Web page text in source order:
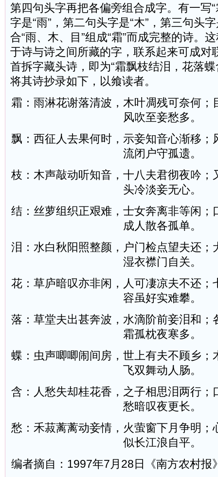
第四句头字再把各偏旁组合成字。有一写
字是“雨”，第二句头字是“木”，第三句头
合“雨、木、目”组成“霜”而成完整的诗。
于诗与诗之间所藏的字，联系起来可成对
首拆字藏头诗，即为“霜飘枝结泪，花落
将其诗抄录如下，以飨读者。
霜：雨淋花谢落清波，木叶凋残可奈何；
风吹至妾愁多。
飘：西征人去果何时，示妾知音心渐移；
流闭户守孤遗。
枝：木声敲动听知音，十八夫君彻夜吟；
头冷淡妾无心。
结：丝萝组织正艰难，士女奔离非等闲；
成人散各孤单。
泪：水白秋阳照整颜，户门检点望夫还；
湿衣襟门自关。
花：草庐暗叹亦非闲，人可凄凉夫不还；
容虽好实难攀。
落：草堂夫出甚奔波，水滴阶前妾泪和；
霜孤枕夜寒多。
蝶：虫声唧唧闹间房，世上有夫不顾乡；
飞双舞动人肠。
含：人愁失却桂花香，之子相思泪两行；
愁暗叹夜更长。
愁：禾菽蓠蓠动妾情，火萤窗下月争明；
似长江浪自平。
编者摘自：1997年7月28日《南方农村报